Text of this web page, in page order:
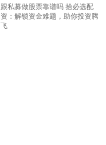
跟私募做股票靠谱吗 拾必选配
资：解锁资金难题，助你投资腾
飞